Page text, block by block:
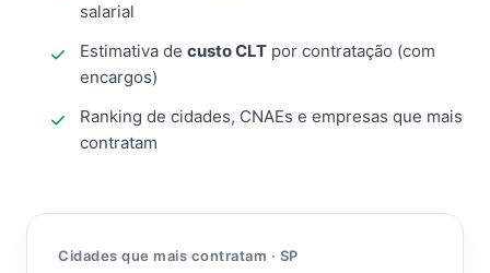
salarial
Estimativa de custo CLT por contratação (com
encargos)
Ranking de cidades, CNAEs e empresas que mais
contratam
Cidades que mais contratam · SP